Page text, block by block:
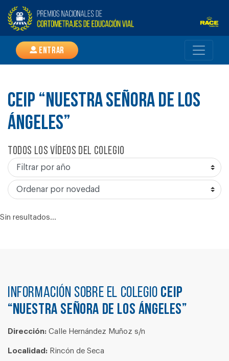
Entrar
CEIP “NUESTRA SEÑORA DE LOS
ÁNGELES”
Todos los vídeos del colegio
Sin resultados...
Información sobre el colegio CEIP
“NUESTRA SEÑORA DE LOS ÁNGELES”
Dirección: Calle Hernández Muñoz s/n
Localidad: Rincón de Seca